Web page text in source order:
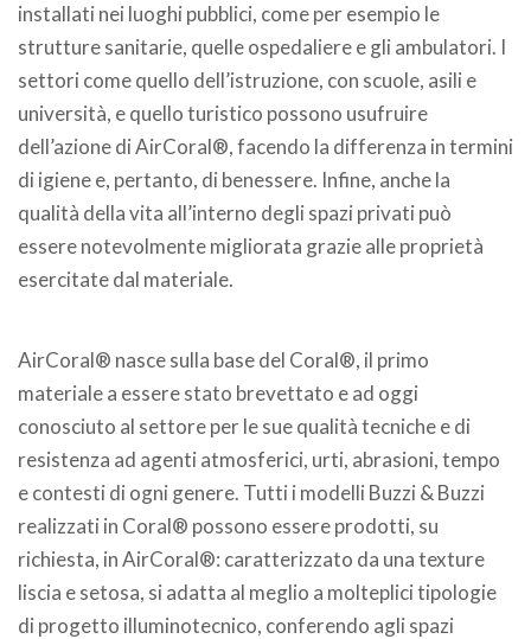
installati nei luoghi pubblici, come per esempio le
strutture sanitarie, quelle ospedaliere e gli ambulatori. I
settori come quello dell’istruzione, con scuole, asili e
università, e quello turistico possono usufruire
dell’azione di AirCoral®, facendo la differenza in termini
di igiene e, pertanto, di benessere. Infine, anche la
qualità della vita all’interno degli spazi privati può
essere notevolmente migliorata grazie alle proprietà
esercitate dal materiale.
AirCoral® nasce sulla base del Coral®, il primo
materiale a essere stato brevettato e ad oggi
conosciuto al settore per le sue qualità tecniche e di
resistenza ad agenti atmosferici, urti, abrasioni, tempo
e contesti di ogni genere. Tutti i modelli Buzzi & Buzzi
realizzati in Coral® possono essere prodotti, su
richiesta, in AirCoral®: caratterizzato da una texture
liscia e setosa, si adatta al meglio a molteplici tipologie
di progetto illuminotecnico, conferendo agli spazi